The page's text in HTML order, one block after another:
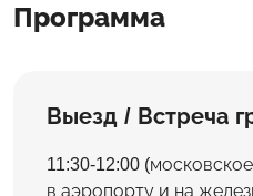
Программа
Выезд / Встреча
11:30-12:00
в аэропорту и на